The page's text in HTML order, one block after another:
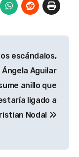
escándalos,
Ángela Aguilar
anillo que
ligado a
Nodal